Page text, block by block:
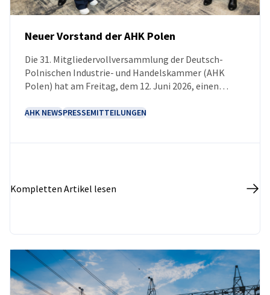
NEUIGKEITEN
Neuer Vorstand der AHK Polen
Die 31. Mitgliedervollversammlung der Deutsch-
Polnischen Industrie- und Handelskammer (AHK
Polen) hat am Freitag, dem 12. Juni 2026, einen
AHK NEWSPRESSEMITTEILUNGEN
Kompletten Artikel lesen